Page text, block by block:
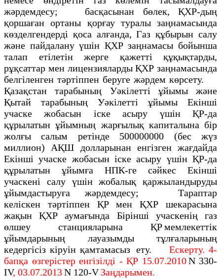
жәрдемдесу; басқасынан бөлек, ҚХР-дың
қоршаған ортаны қорғау туралы заңнамасында
көзделгендерді қоса алғанда, Газ құбырын салу
және пайдалану үшін ҚХР заңнамасы бойынша
талап етілетін жерге қажетті құқықтарды,
рұқсаттар мен лицензияларды ҚХР заңнамасында
белгіленген тәртіппен беруге жәрдем көрсету.
Қазақстан тарабының Уәкілетті ұйымы және
Қытай тарабының Уәкілетті ұйымы Екінші
учаске жобасын іске асыру үшін ҚР-да
құрылатын ұйымның жарғылық капиталына бір
жолғы салым ретінде 500000000 (бес жүз
миллион) АҚШ долларынан енгізген жағдайда
Екінші учаске жобасын іске асыру үшін ҚР-да
құрылатын ұйымға НПК-ге сәйкес Екінші
учаскені салу үшін жобалық қаржыландыруды
ұйымдастыруға жәрдемдесу; Тараптар
келіскен тәртіппен ҚР мен ҚХР шекарасына
жақын ҚХР аумағында Бірінші учаскенің газ
өлшеу станцияларына ҚР мемлекеттік
ұйымдарының лауазымды тұлғаларының
кедергісіз кіруін қамтамасыз ету. Ескерту. 4-
бапқа өзгерістер енгізілді - ҚР 15.07.2010N 330-
IV, 03.07.2013N 120-VЗаңдарымен.